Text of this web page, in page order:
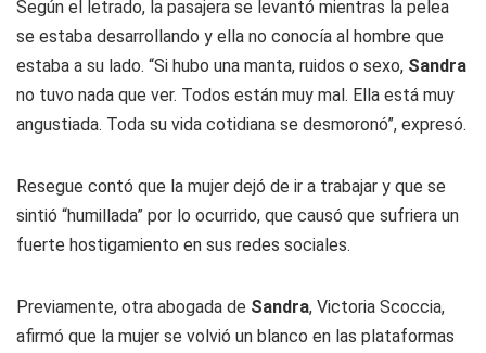
Según el letrado, la pasajera se levantó mientras la pelea
se estaba desarrollando y ella no conocía al hombre que
estaba a su lado. “Si hubo una manta, ruidos o sexo, Sandra
no tuvo nada que ver. Todos están muy mal. Ella está muy
angustiada. Toda su vida cotidiana se desmoronó”, expresó.
Resegue contó que la mujer dejó de ir a trabajar y que se
sintió “humillada” por lo ocurrido, que causó que sufriera un
fuerte hostigamiento en sus redes sociales.
Previamente, otra abogada de Sandra, Victoria Scoccia,
afirmó que la mujer se volvió un blanco en las plataformas